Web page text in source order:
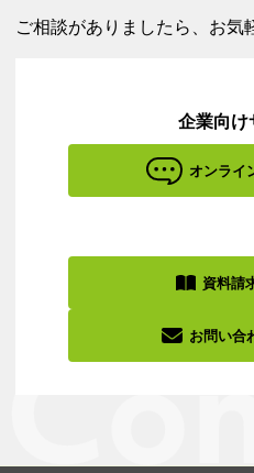
ご相談がありましたら、お気
企業向け
オンライ
資料請
お問い合